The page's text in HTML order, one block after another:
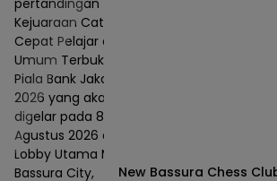
pertandingan
Kejuaraan Catur
Cepat Pelajar dan
Umum Terbuka
Piala Bank Jakarta
2026 yang akan
digelar pada 8–9
Agustus 2026 di
Lobby Utama Mall
Bassura City,
New Bassura Chess